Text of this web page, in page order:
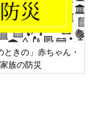
ときの」赤ちゃん・
家族の防災